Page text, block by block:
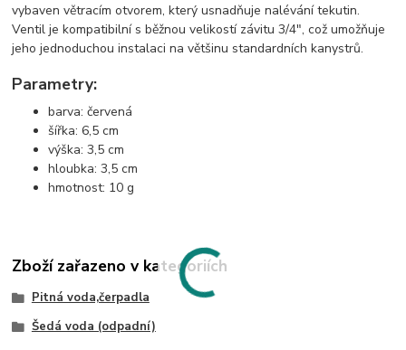
vybaven větracím otvorem, který usnadňuje nalévání tekutin.
Ventil je kompatibilní s běžnou velikostí závitu 3/4", což umožňuje
jeho jednoduchou instalaci na většinu standardních kanystrů.
Parametry:
barva: červená
šířka: 6,5 cm
výška: 3,5 cm
hloubka: 3,5 cm
hmotnost: 10 g
Zboží zařazeno v kategoriích
Pitná voda,čerpadla
Šedá voda (odpadní)